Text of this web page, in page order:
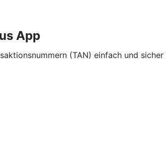
App
(TAN) einfach und